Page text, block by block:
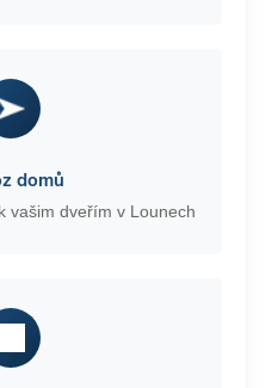
domů
vašim dveřím v Lounech